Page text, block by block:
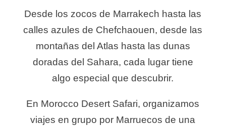
Desde los zocos de Marrakech hasta las
calles azules de Chefchaouen, desde las
montañas del Atlas hasta las dunas
doradas del Sahara, cada lugar tiene
algo especial que descubrir.
En Morocco Desert Safari, organizamos
viajes en grupo por Marruecos de una